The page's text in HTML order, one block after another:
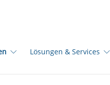
Lösungen & Services